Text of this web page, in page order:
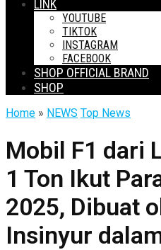
LINK
YOUTUBE
TIKTOK
INSTAGRAM
FACEBOOK
SHOP OFFICIAL BRAND
SHOP
Home » NEWS Top News
Mobil F1 dari
1 Ton Ikut
2025, Dibuat
Insinyur